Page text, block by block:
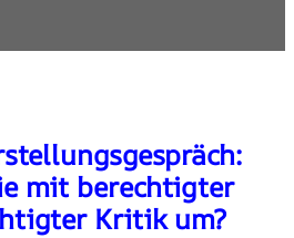
mit berechtigter
Kritik um?